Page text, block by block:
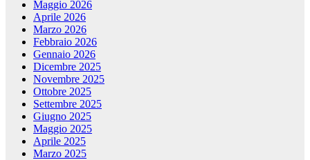
Maggio 2026
Aprile 2026
Marzo 2026
Febbraio 2026
Gennaio 2026
Dicembre 2025
Novembre 2025
Ottobre 2025
Settembre 2025
Giugno 2025
Maggio 2025
Aprile 2025
Marzo 2025